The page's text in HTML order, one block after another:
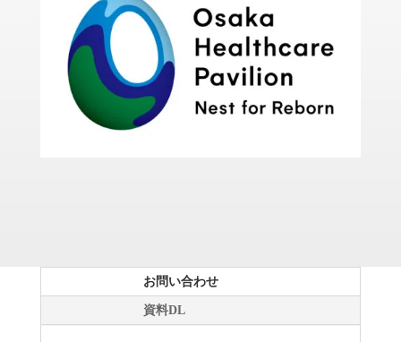
お問い合わせ
資料DL